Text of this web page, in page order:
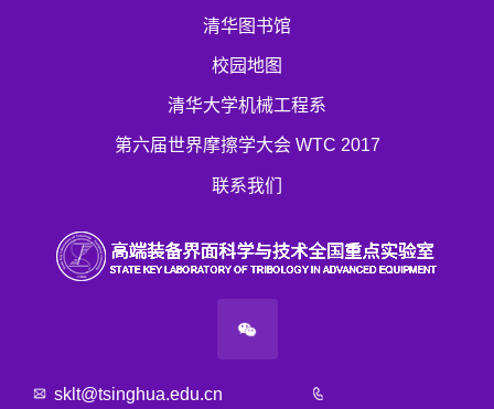
清华图书馆
校园地图
清华大学机械工程系
第六届世界摩擦学大会 WTC 2017
联系我们
sklt@tsinghua.edu.cn